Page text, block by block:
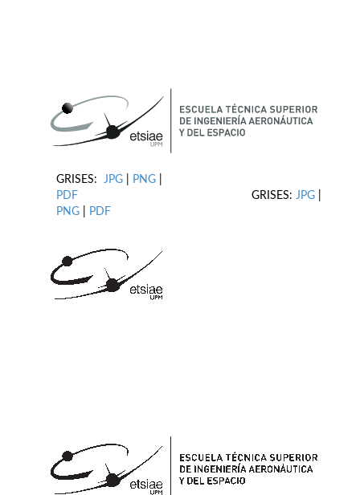
GRISES: JPG PNG
PDF GRISES: JPG
PNG
PDF